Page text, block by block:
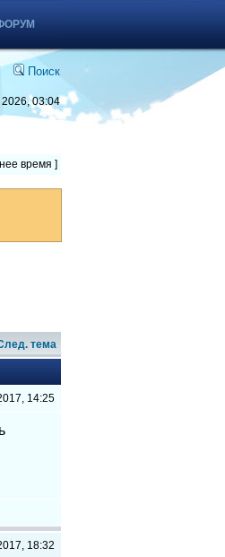
Поиск
2026, 03:04
время ]
тема
14:25
18:32